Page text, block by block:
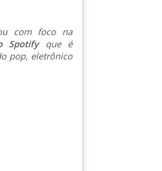
com foco na
Spotify que é
pop, eletrônico